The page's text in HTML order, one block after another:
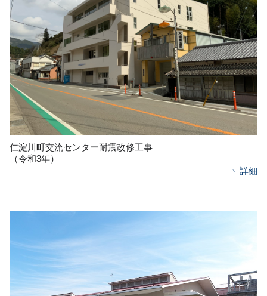
仁淀川町交流センター耐震改修工事
（令和3年）
詳細